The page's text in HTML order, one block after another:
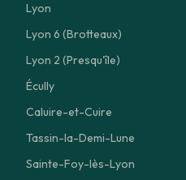
Lyon
Lyon 6 (Brotteaux)
Lyon 2 (Presqu'île)
Écully
Caluire-et-Cuire
Tassin-la-Demi-Lune
Sainte-Foy-lès-Lyon